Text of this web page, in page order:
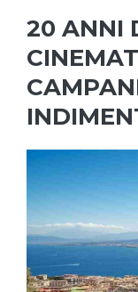
20 ANNI